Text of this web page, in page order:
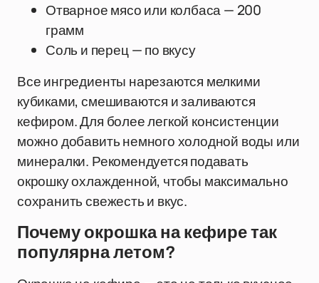
Отварное мясо или колбаса — 200
грамм
Соль и перец — по вкусу
Все ингредиенты нарезаются мелкими
кубиками, смешиваются и заливаются
кефиром. Для более легкой консистенции
можно добавить немного холодной воды или
минералки. Рекомендуется подавать
окрошку охлажденной, чтобы максимально
сохранить свежесть и вкус.
Почему окрошка на кефире так
популярна летом?